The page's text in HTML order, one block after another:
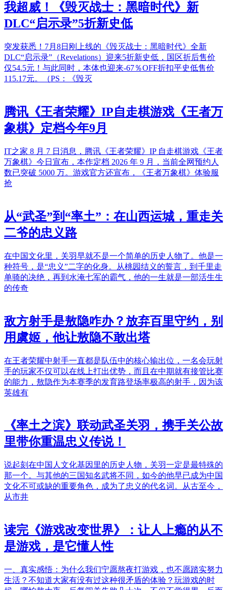
我超威！《毁灭战士：黑暗时代》新
DLC“启示录”5折新史低
突发获悉！7月8日刚上线的《毁灭战士：黑暗时代》全新
DLC“启示录”（Revelations）迎来5折新史低，国区折后售价
仅54.5元！与此同时，本体也迎来-67％OFF折扣平史低售价
115.17元。（PS：《毁灭
腾讯《王者荣耀》IP自走棋游戏《王者万
象棋》定档今年9月
IT之家 8 月 7 日消息，腾讯《王者荣耀》IP 自走棋游戏《王者
万象棋》今日宣布，本作定档 2026 年 9 月，当前全网预约人
数已突破 5000 万。游戏官方还宣布，《王者万象棋》体验服
抢
从“武圣”到“率土”：在山西运城，重走关
二爷的忠义路
在中国文化里，关羽早就不是一个简单的历史人物了。他是一
种符号，是“忠义”二字的化身。从桃园结义的誓言，到千里走
单骑的决绝，再到水淹七军的霸气，他的一生就是一部活生生
的传奇
敌方射手是敖隐咋办？放弃百里守约，别
用虞姬，他让敖隐不敢出塔
在王者荣耀中射手一直都是队伍中的核心输出位，一名会玩射
手的玩家不仅可以在线上打出优势，而且在中期就有接管比赛
的能力，敖隐作为本赛季的发育路登场率极高的射手，因为该
英雄有
《率土之滨》联动武圣关羽，携手关公故
里带你重温忠义传说！
说起刻在中国人文化基因里的历史人物，关羽一定是最特殊的
那一个。与其他的三国知名武将不同，如今的他早已成为中国
文化不可或缺的重要角色，成为了忠义的代名词。从古至今，
从市井
读完《游戏改变世界》：让人上瘾的从不
是游戏，是它懂人性
一、真实感悟：为什么我们宁愿熬夜打游戏，也不愿踏实努力
生活？不知道大家有没有过这种很矛盾的体验？玩游戏的时